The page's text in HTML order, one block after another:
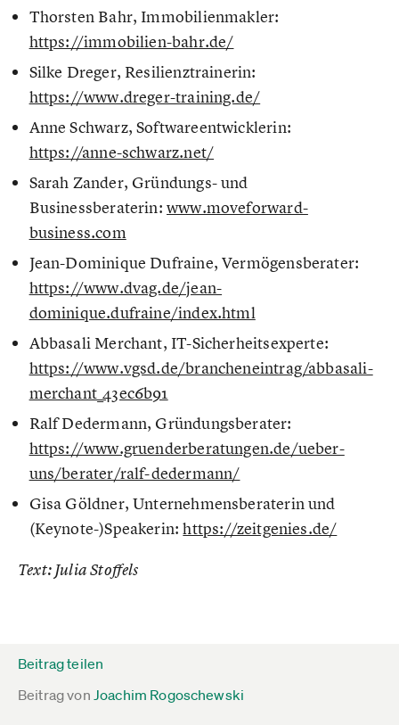
Thorsten Bahr, Immobilienmakler:
https://immobilien-bahr.de/
Silke Dreger, Resilienztrainerin:
https://www.dreger-training.de/
Anne Schwarz, Softwareentwicklerin:
https://anne-schwarz.net/
Sarah Zander, Gründungs- und
Businessberaterin:www.moveforward-
business.com
Jean-Dominique Dufraine, Vermögensberater:
https://www.dvag.de/jean-
dominique.dufraine/index.html
Abbasali Merchant, IT-Sicherheitsexperte:
https://www.vgsd.de/brancheneintrag/abbasali-
merchant_43ec6b91
Ralf Dedermann, Gründungsberater:
https://www.gruenderberatungen.de/ueber-
uns/berater/ralf-dedermann/
Gisa Göldner, Unternehmensberaterin und
(Keynote-)Speakerin:https://zeitgenies.de/
Text: Julia Stoffels
Beitrag teilen
Beitrag von Joachim Rogoschewski